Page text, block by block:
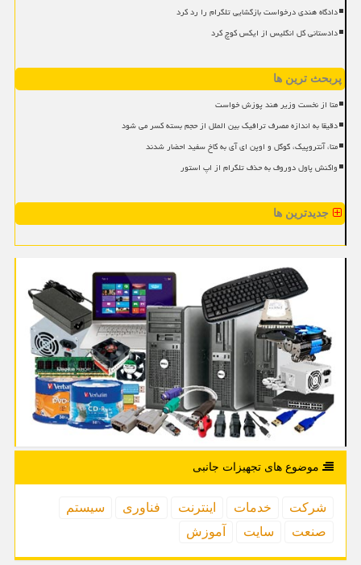
دادگاه هندی درخواست بازگشایی تلگرام را رد کرد
دادستانی کل انگلیس از ایکس کوچ کرد
پربحث ترین ها
متا از نخست وزیر هند پوزش خواست
دقیقا به اندازه مصرف ترافیک بین الملل از حجم بسته کسر می شود
متا، آنتروپیک، گوگل و اوپن ای آی به کاخ سفید احضار شدند
واکنش پاول دوروف به حذف تلگرام از اپ استور
جدیدترین ها
موضوع های تجهیزات جانبی
شركت خدمات اینترنت فناوری
سیستم
صنعت
سایت آموزش